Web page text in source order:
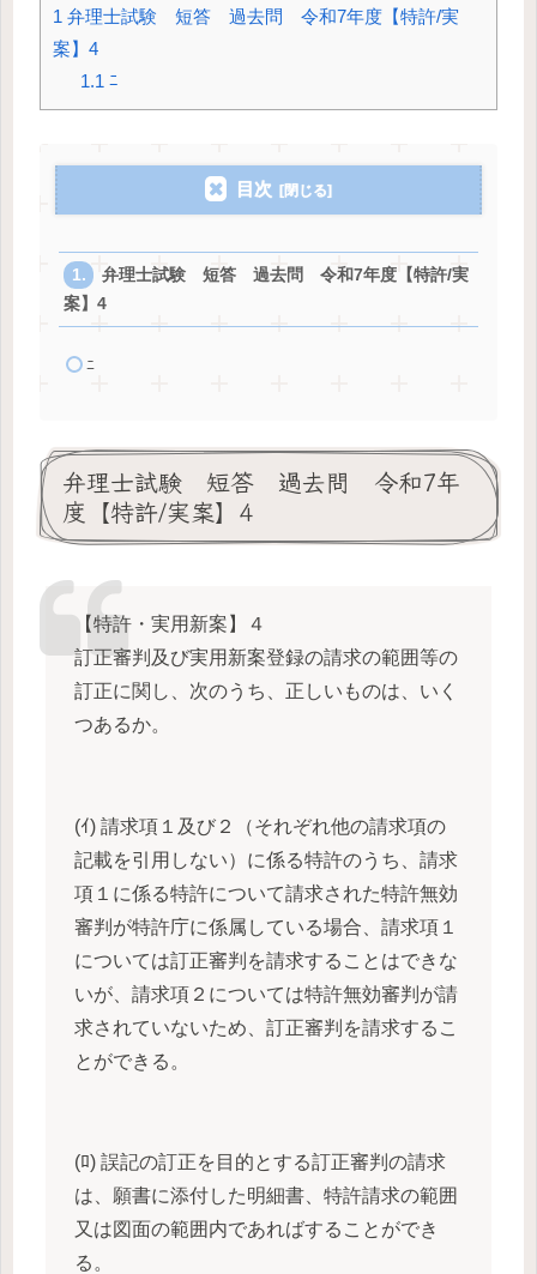
1 弁理士試験 短答 過去問 令和7年度【特許/実
案】4
1.1 ﾆ
目次
弁理士試験 短答 過去問 令和7年度【特許/実
案】4
ﾆ
弁理士試験 短答 過去問 令和7年
度【特許/実案】4
【特許・実用新案】４
訂正審判及び実用新案登録の請求の範囲等の
訂正に関し、次のうち、正しいものは、いく
つあるか。
(ｲ) 請求項１及び２（それぞれ他の請求項の
記載を引用しない）に係る特許のうち、請求
項１に係る特許について請求された特許無効
審判が特許庁に係属している場合、請求項１
については訂正審判を請求することはできな
いが、請求項２については特許無効審判が請
求されていないため、訂正審判を請求するこ
とができる。
(ﾛ) 誤記の訂正を目的とする訂正審判の請求
は、願書に添付した明細書、特許請求の範囲
又は図面の範囲内であればすることができ
る。